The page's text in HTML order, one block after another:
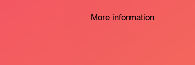
More information